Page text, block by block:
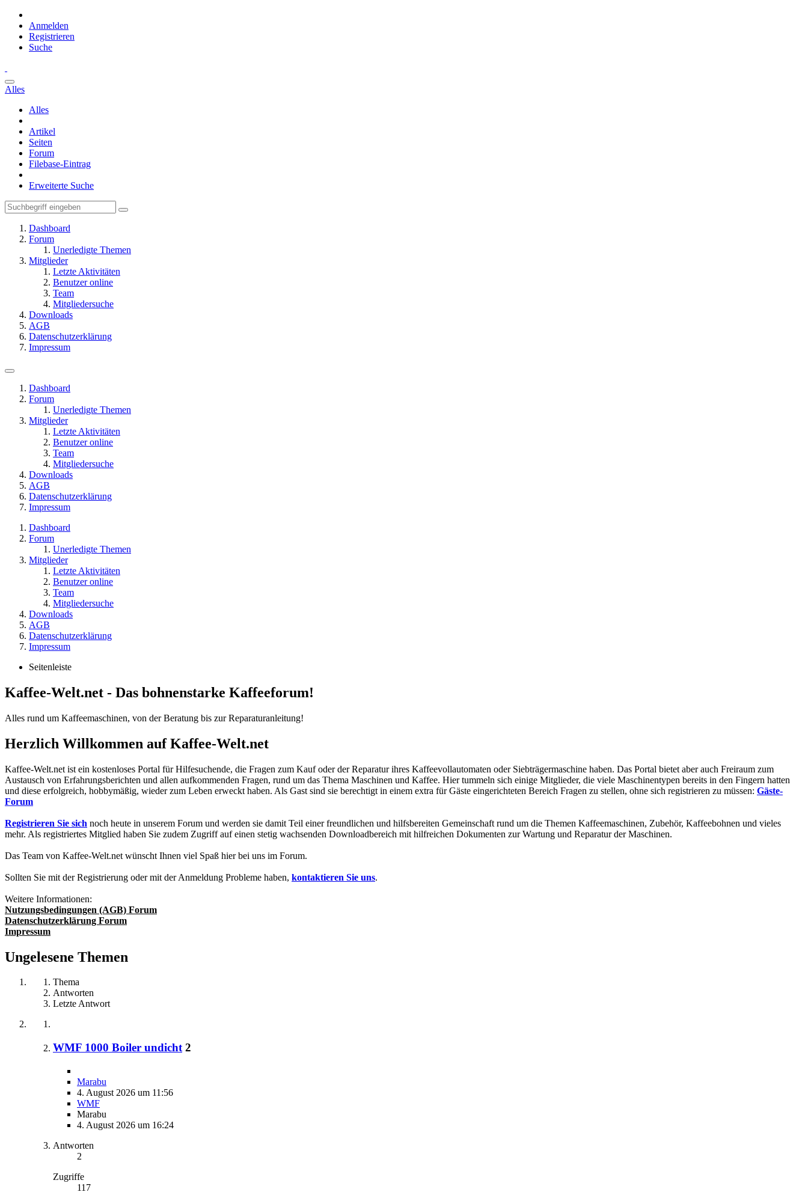
Anmelden
Registrieren
Suche
Alles
Alles
Artikel
Seiten
Forum
Filebase-Eintrag
Erweiterte Suche
Dashboard
Forum
Unerledigte Themen
Mitglieder
Letzte Aktivitäten
Benutzer online
Team
Mitgliedersuche
Downloads
AGB
Datenschutzerklärung
Impressum
Dashboard
Forum
Unerledigte Themen
Mitglieder
Letzte Aktivitäten
Benutzer online
Team
Mitgliedersuche
Downloads
AGB
Datenschutzerklärung
Impressum
Dashboard
Forum
Unerledigte Themen
Mitglieder
Letzte Aktivitäten
Benutzer online
Team
Mitgliedersuche
Downloads
AGB
Datenschutzerklärung
Impressum
Seitenleiste
Kaffee-Welt.net - Das bohnenstarke Kaffeeforum!
Alles rund um Kaffeemaschinen, von der Beratung bis zur Reparaturanleitung!
Herzlich Willkommen auf Kaffee-Welt.net
Kaffee-Welt.net ist ein kostenloses Portal für Hilfesuchende, die Fragen zum Kauf oder der Reparatur ihres Kaffeevollautomaten oder Siebträgermaschine haben. Das Portal bietet aber auch Freiraum zum
Austausch von Erfahrungsberichten und allen aufkommenden Fragen, rund um das Thema Maschinen und Kaffee. Hier tummeln sich einige Mitglieder, die viele Maschinentypen bereits in den Fingern hatten
und diese erfolgreich, hobbymäßig, wieder zum Leben erweckt haben. Als Gast sind sie berechtigt in einem extra für Gäste eingerichteten Bereich Fragen zu stellen, ohne sich registrieren zu müssen: Gäste-
Forum
Registrieren Sie sich noch heute in unserem Forum und werden sie damit Teil einer freundlichen und hilfsbereiten Gemeinschaft rund um die Themen Kaffeemaschinen, Zubehör, Kaffeebohnen und vieles
mehr. Als registriertes Mitglied haben Sie zudem Zugriff auf einen stetig wachsenden Downloadbereich mit hilfreichen Dokumenten zur Wartung und Reparatur der Maschinen.
Das Team von Kaffee-Welt.net wünscht Ihnen viel Spaß hier bei uns im Forum.
Sollten Sie mit der Registrierung oder mit der Anmeldung Probleme haben, kontaktieren Sie uns.
Weitere Informationen:
Nutzungsbedingungen (AGB) Forum
Datenschutzerklärung Forum
Impressum
Ungelesene Themen
Thema
Antworten
Letzte Antwort
WMF 1000 Boiler undicht 2
Marabu
4. August 2026 um 11:56
WMF
Marabu
4. August 2026 um 16:24
Antworten
2
Zugriffe
117